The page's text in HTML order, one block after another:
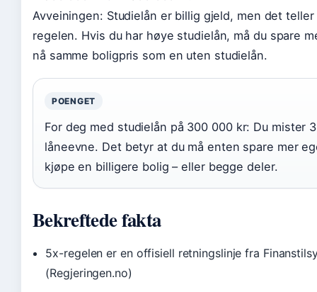
Avveiningen: Studielån er billig gjeld, men det
regelen. Hvis du har høye studielån, må du spare
nå samme boligpris som en uten studielån.
POENGET
For deg med studielån på 300 000 kr: Du mister
låneevne. Det betyr at du må enten spare mer
kjøpe en billigere bolig – eller begge deler.
Bekreftede fakta
5x-regelen er en offisiell retningslinje fra
(Regjeringen.no)